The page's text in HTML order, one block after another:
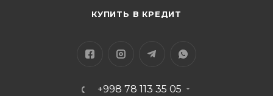
КУПИТЬ В КРЕДИТ
+998 78 113 35 05